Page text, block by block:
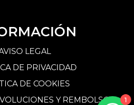
LEGAL
DE PRIVACIDAD
DE COOKIES
Y REMBOLSOS
1